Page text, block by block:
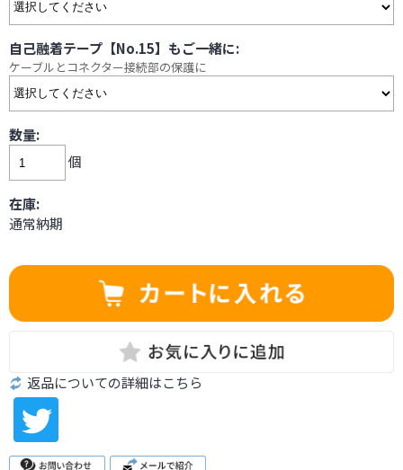
自己融着テープ【No.15】もご一緒に:
ケーブルとコネクター接続部の保護に
数量:
個
在庫:
通常納期
返品についての詳細はこちら